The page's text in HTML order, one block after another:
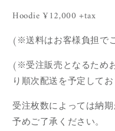
Hoodie ¥12,000 +tax
(※送料はお客様負担で
(※受注販売となるため
り順次配送を予定して
受注枚数によっては納
予めご了承ください。